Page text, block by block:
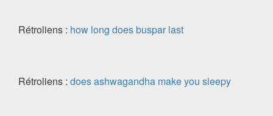
Rétroliens : how long does buspar last
Rétroliens : does ashwagandha make you sleepy